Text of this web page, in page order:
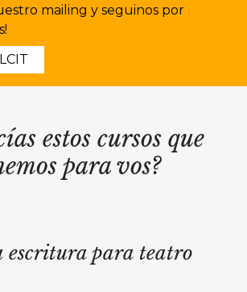
mailing y seguinos por
estos cursos que
para vos?
escritura para teatro